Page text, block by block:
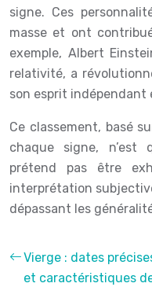
signe. Ces
masse et ont
exemple, Albert
relativité, a
son esprit indépendant
Ce classement, basé
chaque signe, n’est
prétend pas être
interprétation
dépassant les
Vierge : dates
et caractéristiques